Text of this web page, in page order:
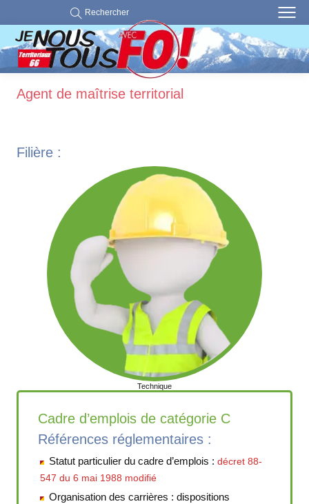
Rechercher
Agent de maîtrise territorial
Filière :
Technique
Cadre d’emplois de catégorie C
Références réglementaires :
Statut particulier du cadre d’emplois :décret 88-
547 du 6 mai 1988 modifié
Organisation des carrières : dispositions